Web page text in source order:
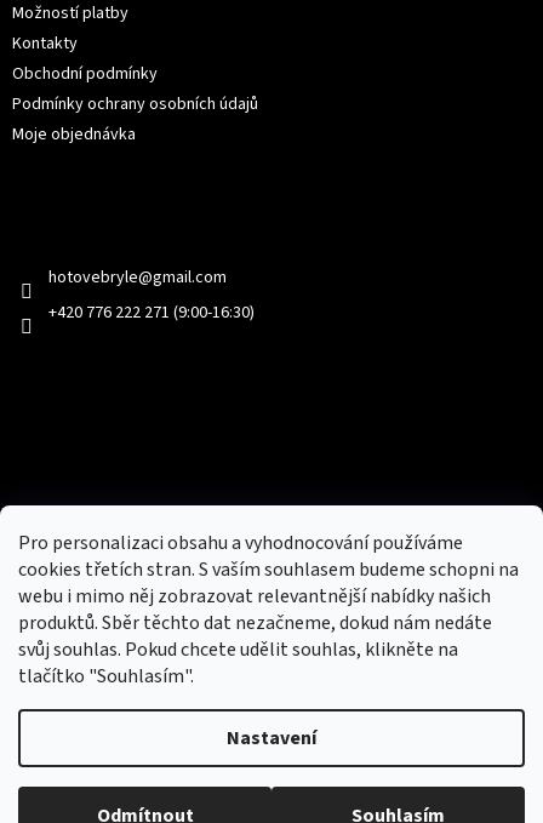
Pro personalizaci obsahu a vyhodnocování používáme
cookies třetích stran. S vaším souhlasem budeme schopni na
webu i mimo něj zobrazovat relevantnější nabídky našich
produktů. Sběr těchto dat nezačneme, dokud nám nedáte
svůj souhlas. Pokud chcete udělit souhlas, klikněte na
tlačítko "Souhlasím".
Nastavení
Odmítnout Souhlasím
Možností platby
Kontakty
Obchodní podmínky
Podmínky ochrany osobních údajů
Moje objednávka
hotovebryle@gmail.com
+420 776 222 271 (9:00-16:30)
Přijímáme online platby
Nový obchod s batohy, cestovními zavazadly, tašky a peněženky
Copyright 2026hotovebryle.cz
. Všechna práva